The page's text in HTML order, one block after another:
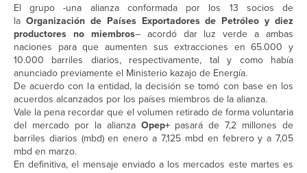
El grupo -una alianza conformada por los 13 socios de
la Organización de Países Exportadores de Petróleo y diez
productores no miembros– acordó dar luz verde a ambas
naciones para que aumenten sus extracciones en 65.000 y
10.000 barriles diarios, respectivamente, tal y como había
anunciado previamente el Ministerio kazajo de Energía.
De acuerdo con la entidad, la decisión se tomó con base en los
acuerdos alcanzados por los países miembros de la alianza.
Vale la pena recordar que el volumen retirado de forma voluntaria
del mercado por la alianza Opep+pasará de 7,2 millones de
barriles diarios (mbd) en enero a 7,125 mbd en febrero y a 7,05
mbd en marzo.
En definitiva, el mensaje enviado a los mercados este martes es